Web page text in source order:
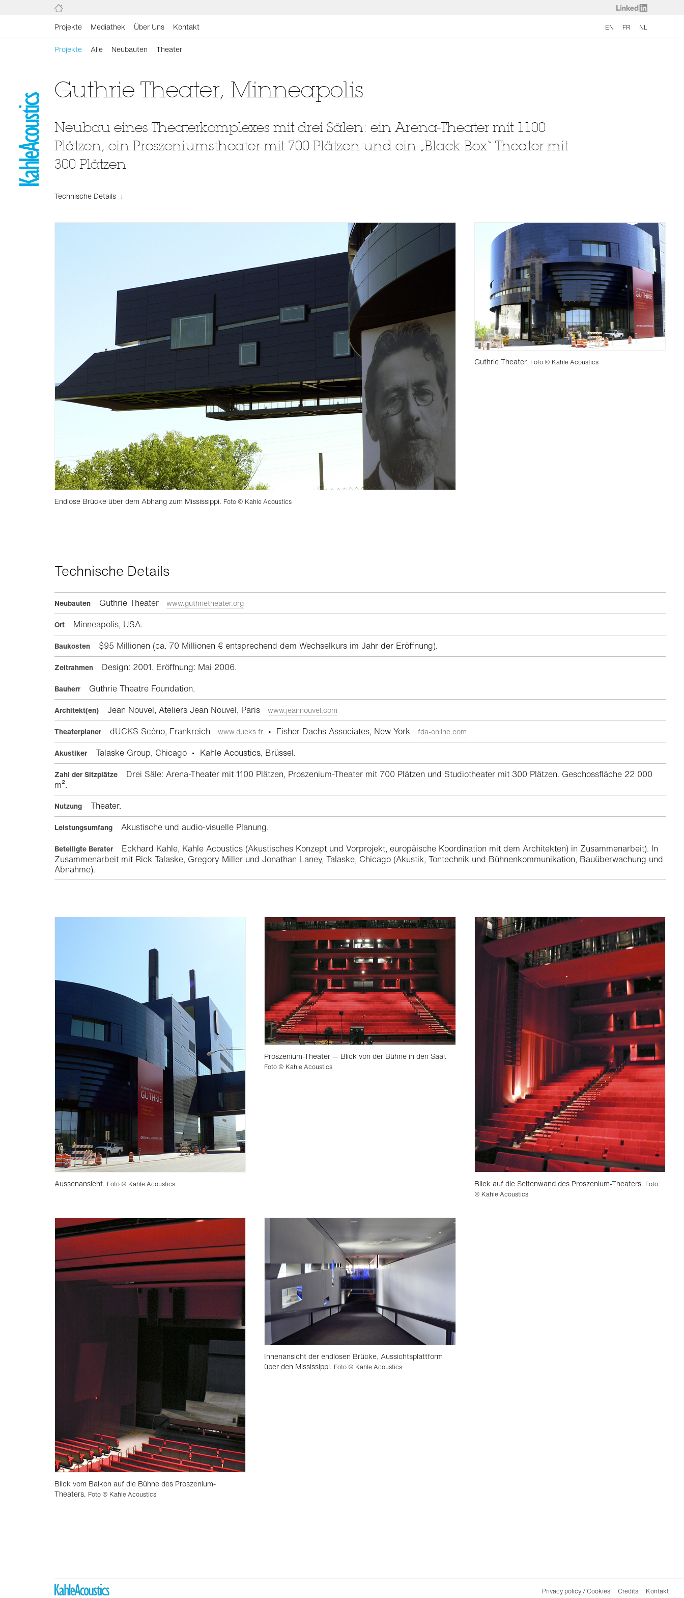
Projekte Mediathek Über Uns Kontakt EN FR NL
Projekte Alle Neubauten Theater
Guthrie Theater, Minneapolis
Neubau eines Theaterkomplexes mit drei Sälen: ein Arena-Theater mit 1100
Plätzen, ein Proszeniumstheater mit 700 Plätzen und ein „Black Box“ Theater mit
300 Plätzen.
Technische Details ↓
Endlose Brücke über dem Abhang zum Mississippi. Foto © Kahle Acoustics
Guthrie Theater. Foto © Kahle Acoustics
Technische Details
Neubauten Guthrie Theater www.guthrietheater.org
Ort
Minneapolis, USA.
Baukosten $95 Millionen (ca. 70 Millionen € entsprechend dem Wechselkurs im Jahr der Eröffnung).
Zeitrahmen Design: 2001. Eröffnung: Mai 2006.
Bauherr Guthrie Theatre Foundation.
Architekt(en) Jean Nouvel, Ateliers Jean Nouvel, Paris www.jeannouvel.com
Theaterplaner
dUCKS Scéno, Frankreich www.ducks.fr • Fisher Dachs Associates, New York fda-online.com
Akustiker
Talaske Group, Chicago • Kahle Acoustics, Brüssel.
Zahl der Sitzplätze
Drei Säle: Arena-Theater mit 1100 Plätzen, Proszenium-Theater mit 700 Plätzen und Studiotheater mit 300 Plätzen. Geschossfläche 22 000
m².
Nutzung Theater.
Leistungsumfang Akustische und audio-visuelle Planung.
Beteiligte Berater
Eckhard Kahle, Kahle Acoustics (Akustisches Konzept und Vorprojekt, europäische Koordination mit dem Architekten) in Zusammenarbeit). In
Zusammenarbeit mit Rick Talaske, Gregory Miller und Jonathan Laney, Talaske, Chicago (Akustik, Tontechnik und Bühnenkommunikation, Bauüberwachung und
Abnahme).
Aussenansicht. Foto © Kahle Acoustics
Proszenium-Theater — Blick von der Bühne in den Saal.
Foto © Kahle Acoustics
Blick auf die Seitenwand des Proszenium-Theaters. Foto
© Kahle Acoustics
Blick vom Balkon auf die Bühne des Proszenium-
Theaters. Foto © Kahle Acoustics
Innenansicht der endlosen Brücke, Aussichtsplattform
über den Mississippi. Foto © Kahle Acoustics
Privacy policy / Cookies Credits Kontakt